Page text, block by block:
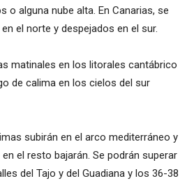
o alguna nube alta. En Canarias, se
el norte y despejados en el sur.
matinales en los litorales cantábrico
de calima en los cielos del sur
subirán en el arco mediterráneo y
el resto bajarán. Se podrán superar
del Tajo y del Guadiana y los 36-38